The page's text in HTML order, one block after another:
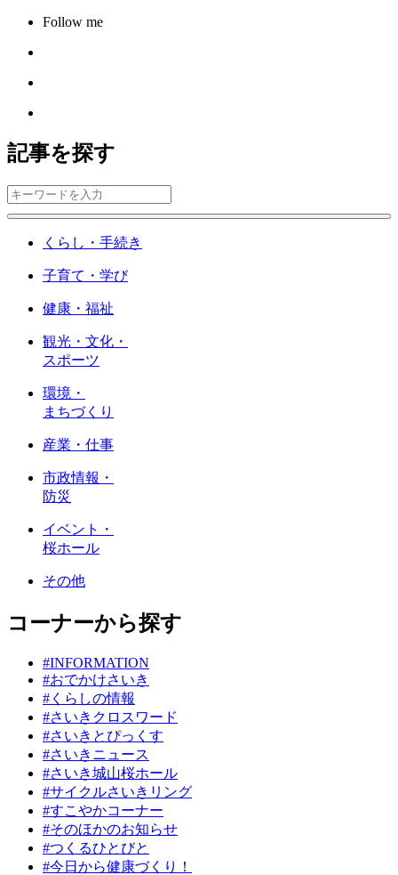
Follow me
記事を探す
くらし・手続き
子育て・学び
健康・福祉
観光・文化・
スポーツ
環境・
まちづくり
産業・仕事
市政情報・
防災
イベント・
桜ホール
その他
コーナーから探す
#INFORMATION
#おでかけさいき
#くらしの情報
#さいきクロスワード
#さいきとぴっくす
#さいきニュース
#さいき城山桜ホール
#サイクルさいきリング
#すこやかコーナー
#そのほかのお知らせ
#つくるひとびと
#今日から健康づくり！